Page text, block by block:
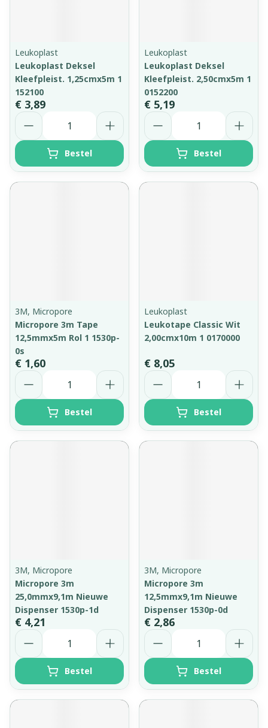
Leukoplast
Leukoplast Deksel
Kleefpleist. 1,25cmx5m 1
152100
€ 3,89
Aantal
Bestel
Leukoplast
Leukoplast Deksel
Kleefpleist. 2,50cmx5m 1
0152200
€ 5,19
Aantal
Bestel
3M, Micropore
Micropore 3m Tape
12,5mmx5m Rol 1 1530p-
0s
€ 1,60
Aantal
Bestel
Leukoplast
Leukotape Classic Wit
2,00cmx10m 1 0170000
€ 8,05
Aantal
Bestel
3M, Micropore
Micropore 3m
25,0mmx9,1m Nieuwe
Dispenser 1530p-1d
€ 4,21
Aantal
Bestel
3M, Micropore
Micropore 3m
12,5mmx9,1m Nieuwe
Dispenser 1530p-0d
€ 2,86
Aantal
Bestel